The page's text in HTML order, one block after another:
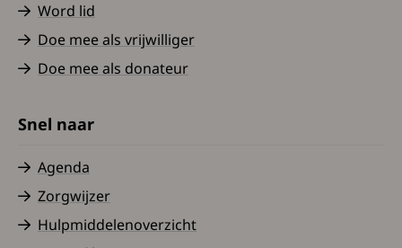
Word lid
Doe mee als vrijwilliger
Doe mee als donateur
Snel naar
Agenda
Zorgwijzer
Hulpmiddelenoverzicht